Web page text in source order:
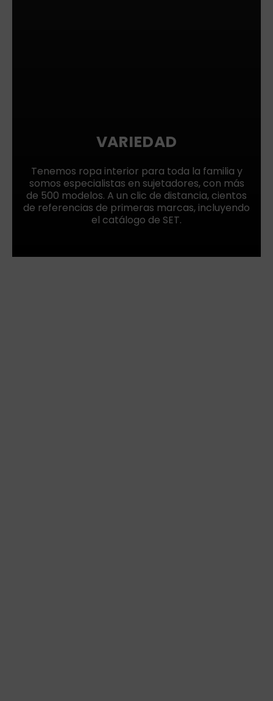
VARIEDAD
Tenemos ropa interior para toda la familia y
somos especialistas en sujetadores, con más
de 500 modelos. A un clic de distancia, cientos
de referencias de primeras marcas, incluyendo
el catálogo de SET.